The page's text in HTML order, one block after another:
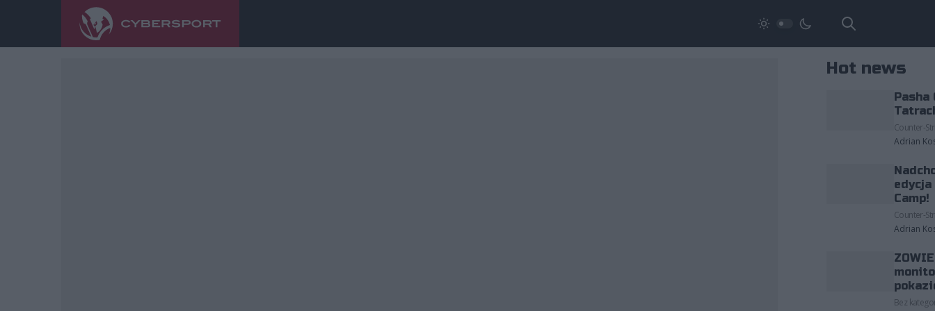
Hot news
Pasha
Counter-
Adrian
edycja
Camp!
Counter-
Adrian
Bez